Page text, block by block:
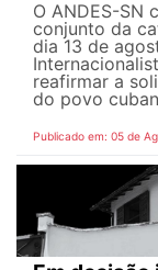
O ANDES-SN
conjunto da
dia 13 de
reafirmar a
do povo
Publicado em: 05 de